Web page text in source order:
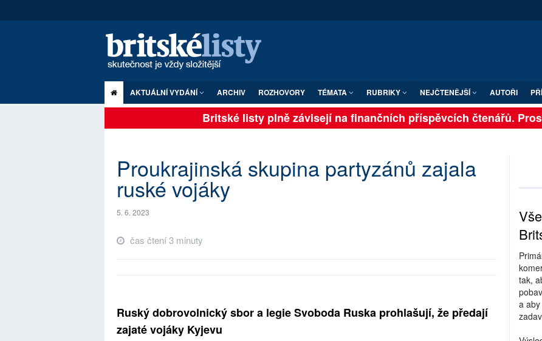
AKTUÁLNÍ VYDÁNÍ ARCHIV ROZHOVORY TÉMATA RUBRIKY NEJČTENĚJŠÍ AUTOŘI
Britské listy plně závisejí na finančních příspěvcích čtenářů.
Proukrajinská skupina partyzánů zajala
ruské vojáky
5. 6. 2023
čas čtení 3 minuty
Ruský dobrovolnický sbor a legie Svoboda Ruska prohlašují, že předají
zajaté vojáky Kyjevu
tak,
a